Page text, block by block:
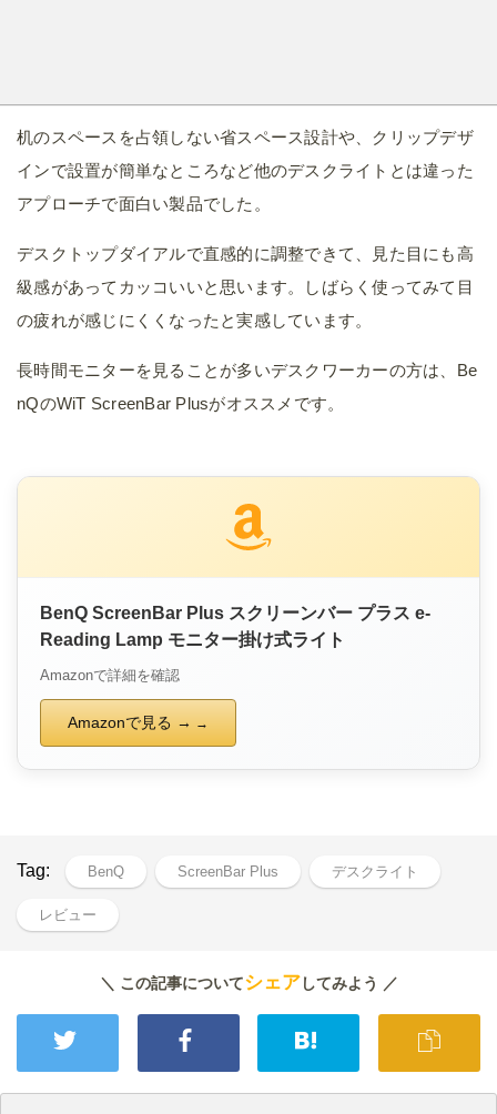
机のスペースを占領しない省スペース設計や、クリップデザ
インで設置が簡単なところなど他のデスクライトとは違った
アプローチで面白い製品でした。
デスクトップダイアルで直感的に調整できて、見た目にも高
級感があってカッコいいと思います。しばらく使ってみて目
の疲れが感じにくくなったと実感しています。
長時間モニターを見ることが多いデスクワーカーの方は、Be
nQのWiT ScreenBar Plusがオススメです。
BenQ ScreenBar Plus スクリーンバー プラス e-
Reading Lamp モニター掛け式ライト
Amazonで詳細を確認
Amazonで見る →
Tag: BenQ ScreenBar Plus デスクライト
レビュー
＼ この記事についてシェアしてみよう ／